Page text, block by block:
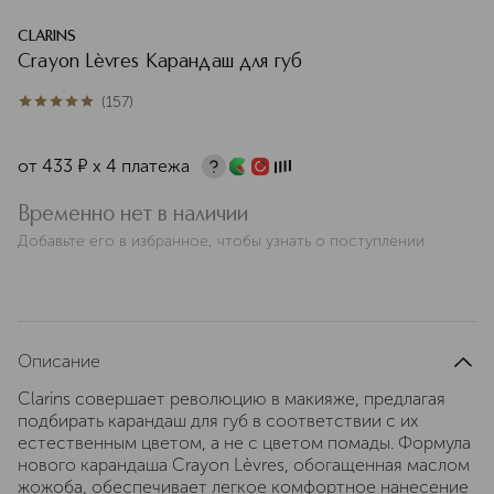
CLARINS
Crayon Lèvres Карандаш для губ
5из 5157 (157)
от 433 ¤ х 4 платежа
Временно нет в наличии
Добавьте его в избранное, чтобы узнать о поступлении
Описание
Clarins совершает революцию в макияже, предлагая
подбирать карандаш для губ в соответствии с их
естественным цветом, а не с цветом помады. Формула
нового карандаша Crayon Lèvres, обогащенная маслом
жожоба, обеспечивает легкое комфортное нанесение